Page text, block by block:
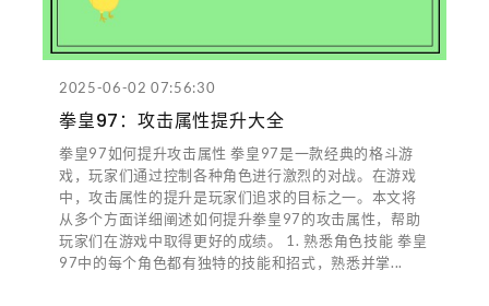
2025-06-02 07:56:30
拳皇97：攻击属性提升大全
拳皇97如何提升攻击属性 拳皇97是一款经典的格斗游
戏，玩家们通过控制各种角色进行激烈的对战。在游戏
中，攻击属性的提升是玩家们追求的目标之一。本文将
从多个方面详细阐述如何提升拳皇97的攻击属性，帮助
玩家们在游戏中取得更好的成绩。 1. 熟悉角色技能 拳皇
97中的每个角色都有独特的技能和招式，熟悉并掌...